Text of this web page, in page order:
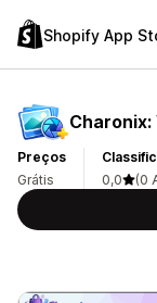
Shopify App
Preços
Grátis
0,0
(0